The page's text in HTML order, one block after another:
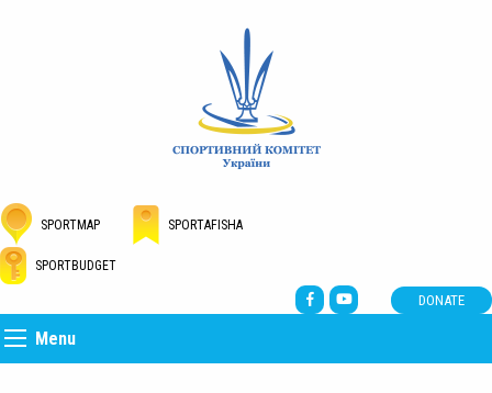
SPORTMAP SPORTAFISHA
SPORTBUDGET
DONATE
Menu